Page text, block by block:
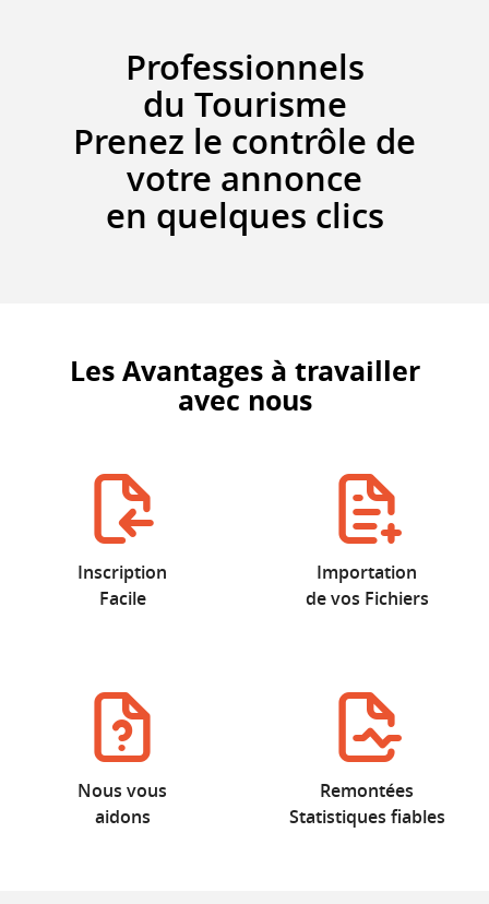
Professionnels
du Tourisme
Prenez le contrôle de
votre annonce
en quelques clics
Les Avantages à travailler
avec nous
Inscription
Facile
Importation
de vos Fichiers
Nous vous
aidons
Remontées
Statistiques fiables